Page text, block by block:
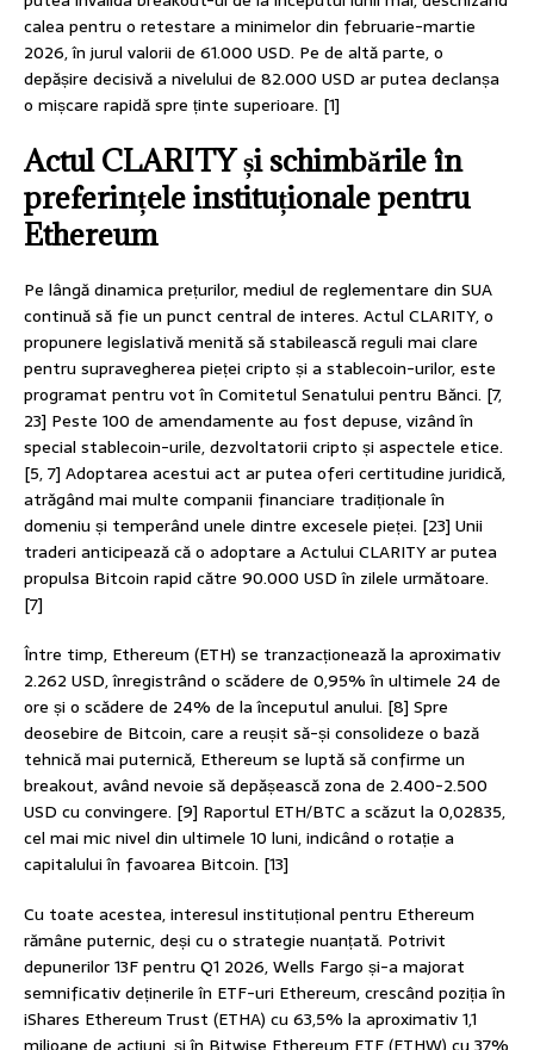
calea pentru o retestare a minimelor din februarie-martie
2026, în jurul valorii de 61.000 USD. Pe de altă parte, o
depășire decisivă a nivelului de 82.000 USD ar putea declanșa
o mișcare rapidă spre ținte superioare. [1]
Actul CLARITY și schimbările în
preferințele instituționale pentru
Ethereum
Pe lângă dinamica prețurilor, mediul de reglementare din SUA
continuă să fie un punct central de interes. Actul CLARITY, o
propunere legislativă menită să stabilească reguli mai clare
pentru supravegherea pieței cripto și a stablecoin-urilor, este
programat pentru vot în Comitetul Senatului pentru Bănci. [7,
23] Peste 100 de amendamente au fost depuse, vizând în
special stablecoin-urile, dezvoltatorii cripto și aspectele etice.
[5, 7] Adoptarea acestui act ar putea oferi certitudine juridică,
atrăgând mai multe companii financiare tradiționale în
domeniu și temperând unele dintre excesele pieței. [23] Unii
traderi anticipează că o adoptare a Actului CLARITY ar putea
propulsa Bitcoin rapid către 90.000 USD în zilele următoare.
[7]
Între timp, Ethereum (ETH) se tranzacționează la aproximativ
2.262 USD, înregistrând o scădere de 0,95% în ultimele 24 de
ore și o scădere de 24% de la începutul anului. [8] Spre
deosebire de Bitcoin, care a reușit să-și consolideze o bază
tehnică mai puternică, Ethereum se luptă să confirme un
breakout, având nevoie să depășească zona de 2.400-2.500
USD cu convingere. [9] Raportul ETH/BTC a scăzut la 0,02835,
cel mai mic nivel din ultimele 10 luni, indicând o rotație a
capitalului în favoarea Bitcoin. [13]
Cu toate acestea, interesul instituțional pentru Ethereum
rămâne puternic, deși cu o strategie nuanțată. Potrivit
depunerilor 13F pentru Q1 2026, Wells Fargo și-a majorat
semnificativ deținerile în ETF-uri Ethereum, crescând poziția în
iShares Ethereum Trust (ETHA) cu 63,5% la aproximativ 1,1